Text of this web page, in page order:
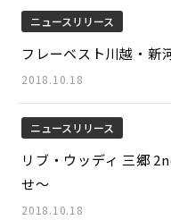
ニュースリリース
フレーベスト川越・新
2018.10.18
ニュースリリース
リブ・ウッディ 三郷
せ～
2018.10.18